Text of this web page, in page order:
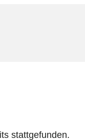
stattgefunden.